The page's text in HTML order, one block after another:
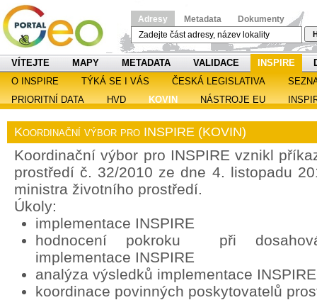
Adresy Metadata Dokumenty
VÍTEJTE MAPY METADATA VALIDACE INSPIRE
O INSPIRE
TÝKÁ SE I VÁS ČESKÁ LEGISLATIVA
PRIORITNÍ DATA
HVD KOVIN NÁSTROJE EU
Koordinační výbor pro INSPIRE (KOVIN)
Koordinační výbor pro INSPIRE vznikl
prostředí č. 32/2010 ze dne 4. listopadu
ministra životního prostředí.
Úkoly:
implementace INSPIRE
hodnocení pokroku při
implementace INSPIRE
analýza výsledků implementace INSPIRE
koordinace povinných poskytovatelů